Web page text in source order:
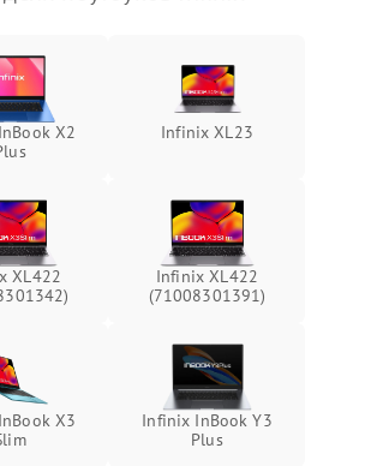
Подробнее →
X2
Infinix XL23
XL422
Infinix XL422
(71008301391)
X3
Infinix InBook Y3
Plus